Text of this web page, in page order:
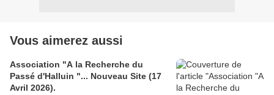
Vous aimerez aussi
Association "A la Recherche du
Passé d'Halluin "... Nouveau Site (17
Avril 2026).